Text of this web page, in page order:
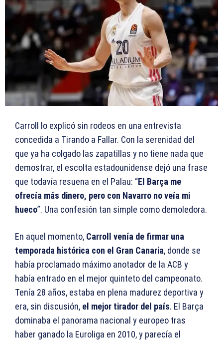
Carroll lo explicó sin rodeos en una entrevista
concedida a Tirando a Fallar. Con la serenidad del
que ya ha colgado las zapatillas y no tiene nada que
demostrar, el escolta estadounidense dejó una frase
que todavía resuena en el Palau: “El Barça me
ofrecía más dinero, pero con Navarro no veía mi
hueco”. Una confesión tan simple como demoledora.
En aquel momento, Carroll venía de firmar una
temporada histórica con el Gran Canaria, donde se
había proclamado máximo anotador de la ACB y
había entrado en el mejor quinteto del campeonato.
Tenía 28 años, estaba en plena madurez deportiva y
era, sin discusión, el mejor tirador del país. El Barça
dominaba el panorama nacional y europeo tras
haber ganado la Euroliga en 2010, y parecía el